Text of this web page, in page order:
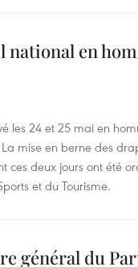
en
les 24 et 25 mai en
mise en berne des
ces deux jours ont été
et du Tourisme.
général du